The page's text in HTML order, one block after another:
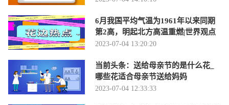
6月我国平均气温为1961年以来同期
第2高，明起北方高温重燃|世界观点
2023-07-04 13:20:20
当前头条：送给母亲节的是什么花_
哪些花适合母亲节送给妈妈
2023-07-04 12:33:33